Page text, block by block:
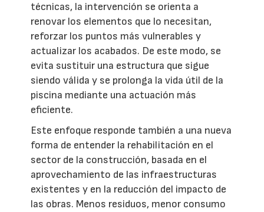
técnicas, la intervención se orienta a
renovar los elementos que lo necesitan,
reforzar los puntos más vulnerables y
actualizar los acabados. De este modo, se
evita sustituir una estructura que sigue
siendo válida y se prolonga la vida útil de la
piscina mediante una actuación más
eficiente.
Este enfoque responde también a una nueva
forma de entender la rehabilitación en el
sector de la construcción, basada en el
aprovechamiento de las infraestructuras
existentes y en la reducción del impacto de
las obras. Menos residuos, menor consumo